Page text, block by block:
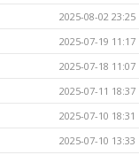
2025-08-02 23:25
2025-07-19 11:17
2025-07-18 11:07
2025-07-11 18:37
2025-07-10 18:31
2025-07-10 13:33